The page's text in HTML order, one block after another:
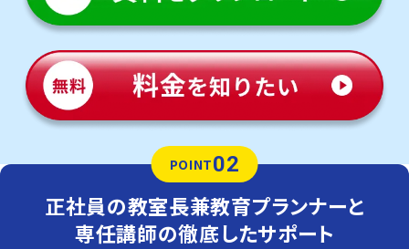
POINT02
正社員の教室長兼教育プランナーと
専任講師の徹底したサポート